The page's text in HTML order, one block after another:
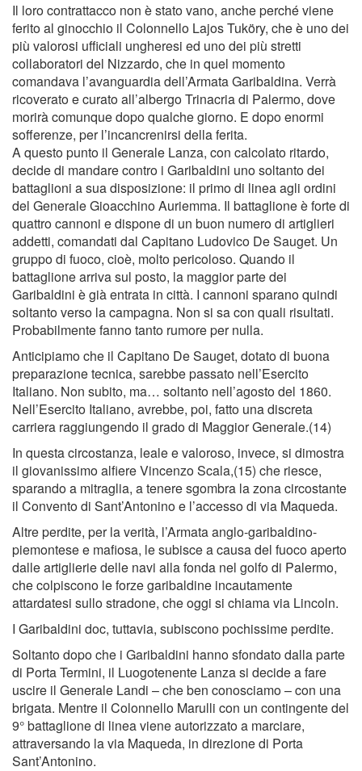
Il loro contrattacco non è stato vano, anche perché viene
ferito al ginocchio il Colonnello Lajos Tuköry, che è uno dei
più valorosi ufﬁciali ungheresi ed uno dei più stretti
collaboratori del Nizzardo, che in quel momento
comandava l’avanguardia dell’Armata Garibaldina. Verrà
ricoverato e curato all’albergo Trinacria di Palermo, dove
morirà comunque dopo qualche giorno. E dopo enormi
sofferenze, per l’incancrenirsi della ferita.
A questo punto il Generale Lanza, con calcolato ritardo,
decide di mandare contro i Garibaldini uno soltanto dei
battaglioni a sua disposizione: il primo di linea agli ordini
del Generale Gioacchino Auriemma. Il battaglione è forte di
quattro cannoni e dispone di un buon numero di artiglieri
addetti, comandati dal Capitano Ludovico De Sauget. Un
gruppo di fuoco, cioè, molto pericoloso. Quando il
battaglione arriva sul posto, la maggior parte dei
Garibaldini è già entrata in città. I cannoni sparano quindi
soltanto verso la campagna. Non si sa con quali risultati.
Probabilmente fanno tanto rumore per nulla.
Anticipiamo che il Capitano De Sauget, dotato di buona
preparazione tecnica, sarebbe passato nell’Esercito
Italiano. Non subito, ma… soltanto nell’agosto del 1860.
Nell’Esercito Italiano, avrebbe, poi, fatto una discreta
carriera raggiungendo il grado di Maggior Generale.(14)
In questa circostanza, leale e valoroso, invece, si dimostra
il giovanissimo alﬁere Vincenzo Scala,(15) che riesce,
sparando a mitraglia, a tenere sgombra la zona circostante
il Convento di Sant’Antonino e l’accesso di via Maqueda.
Altre perdite, per la verità, l’Armata anglo-garibaldino-
piemontese e maﬁosa, le subisce a causa del fuoco aperto
dalle artiglierie delle navi alla fonda nel golfo di Palermo,
che colpiscono le forze garibaldine incautamente
attardatesi sullo stradone, che oggi si chiama via Lincoln.
I Garibaldini doc, tuttavia, subiscono pochissime perdite.
Soltanto dopo che i Garibaldini hanno sfondato dalla parte
di Porta Termini, il Luogotenente Lanza si decide a fare
uscire il Generale Landi – che ben conosciamo – con una
brigata. Mentre il Colonnello Marulli con un contingente del
9° battaglione di linea viene autorizzato a marciare,
attraversando la via Maqueda, in direzione di Porta
Sant’Antonino.